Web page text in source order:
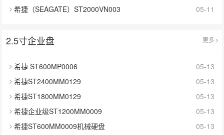
希捷（SEAGATE）ST2000VN003
05-11
2.5寸企业盘 更多
希捷 ST600MP0006
05-13
希捷ST2400MM0129
05-13
希捷ST1800MM0129
05-13
希捷企业级ST1200MM0009
05-13
希捷ST600MM0009机械硬盘
05-13